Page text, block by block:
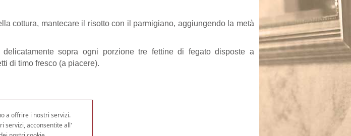
cottura, mantecare il risotto con il parmigiano, aggiungendo la metà
sopra ogni porzione tre fettine di fegato disposte a
di timo fresco (a piacere).
a offrire i nostri servizi.
servizi, acconsentite all'